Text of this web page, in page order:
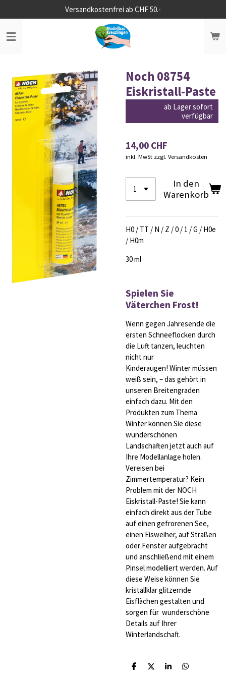
Hauptinhalt
springen
Versandkostenfrei ab CHF 50.-
Noch 08754
Eiskristall-Paste
ab Lager sofort
verfügbar
14,00 CHF
inkl. MwSt zzgl. Versandkosten
In den
Warenkorb
H0 / TT / N / Z / 0 / 1 / G / H0e
/ H0m
30 ml
Spielen Sie
Väterchen Frost!
Wenn gegen Jahresende die
ersten Schneeflocken durch
die Luft tanzen, leuchten
nicht nur
Kinderaugen! Winter müssen
weiß sein, – das gehört in
unseren Breitengraden
einfach dazu. Mit den
Produkten zum Thema
Winter können Sie diese
wunderschönen
Landschaften jetzt auch auf
Ihre Modellanlage holen.
Vereisen bei
Zimmertemperatur? Kein
Problem mit der NOCH
Eiskristall-Paste! Sie kann
einfach direkt aus der Tube
auf einen gefrorenen See,
einen Eisweiher, auf Straßen
oder Fenster aufgebracht
und anschließend mit einem
Pinsel modelliert werden. Auf
diese Weise können Sie
kristallklar glitzernde
Eisflächen gestalten und
sorgen für wunderschöne
Details auf Ihrer
Winterlandschaft.
T
T
T
T